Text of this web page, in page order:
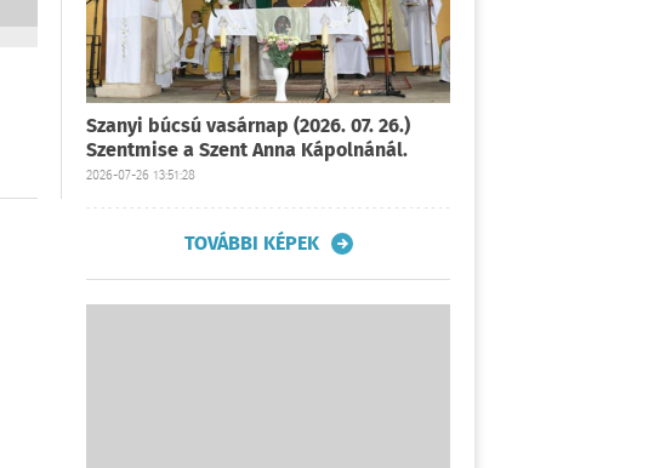
Szanyi búcsú vasárnap (2026. 07. 26.)
Szentmise a Szent Anna Kápolnánál.
2026-07-26 13:51:28
TOVÁBBI KÉPEK